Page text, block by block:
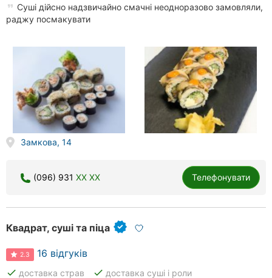
Суші дійсно надзвичайно смачні неодноразово замовляли,
раджу посмакувати
Замкова, 14
(096) 931 XX XX Телефонувати
Квадрат, суші та піца
2.3 16 відгуків
done доставка страв done доставка суші і роли